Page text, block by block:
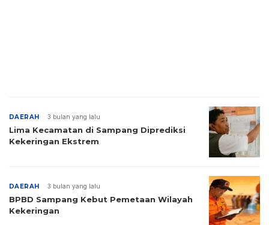
DAERAH 3 bulan yang lalu
Lima Kecamatan di Sampang Diprediksi
Kekeringan Ekstrem
DAERAH 3 bulan yang lalu
BPBD Sampang Kebut Pemetaan Wilayah
Kekeringan